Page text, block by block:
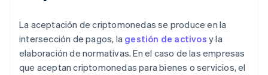
La aceptación de criptomonedas se produce en la
intersección de pagos, la gestión de activos y la
elaboración de normativas. En el caso de las empresas
que aceptan criptomonedas para bienes o servicios, el